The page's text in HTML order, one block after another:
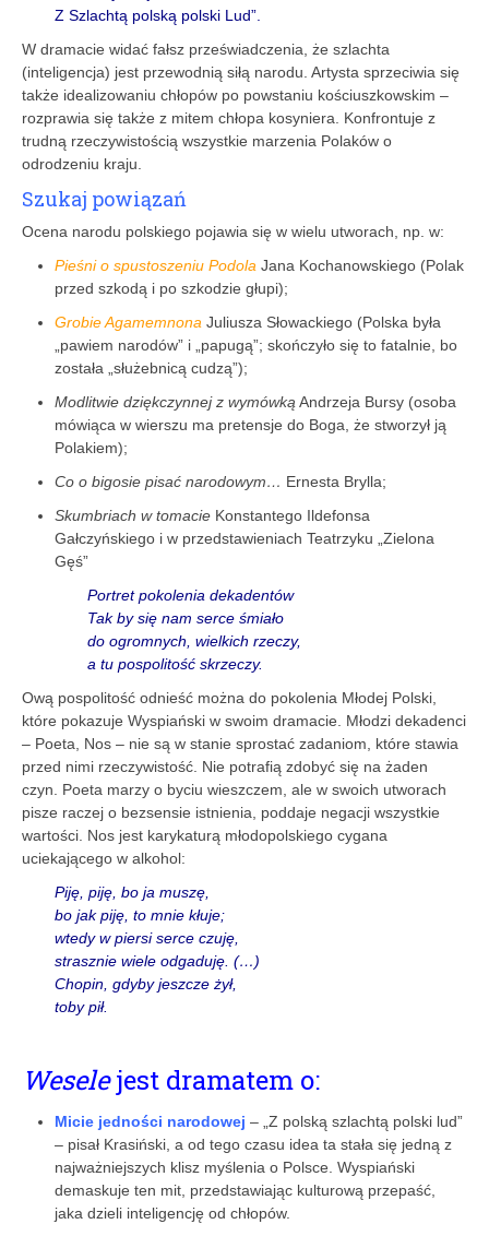
Z Szlachtą polską polski Lud”.
W dramacie widać fałsz przeświadczenia, że szlachta
(inteligencja) jest przewodnią siłą narodu. Artysta sprzeciwia się
także idealizowaniu chłopów po powstaniu kościuszkowskim –
rozprawia się także z mitem chłopa kosyniera. Konfrontuje z
trudną rzeczywistością wszystkie marzenia Polaków o
odrodzeniu kraju.
Szukaj powiązań
Ocena narodu polskiego pojawia się w wielu utworach, np. w:
Pieśni o spustoszeniu Podola Jana Kochanowskiego (Polak
przed szkodą i po szkodzie głupi);
Grobie Agamemnona Juliusza Słowackiego (Polska była
„pawiem narodów” i „papugą”; skończyło się to fatalnie, bo
została „służebnicą cudzą”);
Modlitwie dziękczynnej z wymówką Andrzeja Bursy (osoba
mówiąca w wierszu ma pretensje do Boga, że stworzył ją
Polakiem);
Co o bigosie pisać narodowym… Ernesta Brylla;
Skumbriach w tomacie Konstantego Ildefonsa
Gałczyńskiego i w przedstawieniach Teatrzyku „Zielona
Gęś”
Portret pokolenia dekadentów
Tak by się nam serce śmiało
do ogromnych, wielkich rzeczy,
a tu pospolitość skrzeczy.
Ową pospolitość odnieść można do pokolenia Młodej Polski,
które pokazuje Wyspiański w swoim dramacie. Młodzi dekadenci
– Poeta, Nos – nie są w stanie sprostać zadaniom, które stawia
przed nimi rzeczywistość. Nie potrafią zdobyć się na żaden
czyn. Poeta marzy o byciu wieszczem, ale w swoich utworach
pisze raczej o bezsensie istnienia, poddaje negacji wszystkie
wartości. Nos jest karykaturą młodopolskiego cygana
uciekającego w alkohol:
Piję, piję, bo ja muszę,
bo jak piję, to mnie kłuje;
wtedy w piersi serce czuję,
strasznie wiele odgaduję. (…)
Chopin, gdyby jeszcze żył,
toby pił.
Weselejest dramatem o:
Micie jedności narodowej – „Z polską szlachtą polski lud”
– pisał Krasiński, a od tego czasu idea ta stała się jedną z
najważniejszych klisz myślenia o Polsce. Wyspiański
demaskuje ten mit, przedstawiając kulturową przepaść,
jaka dzieli inteligencję od chłopów.